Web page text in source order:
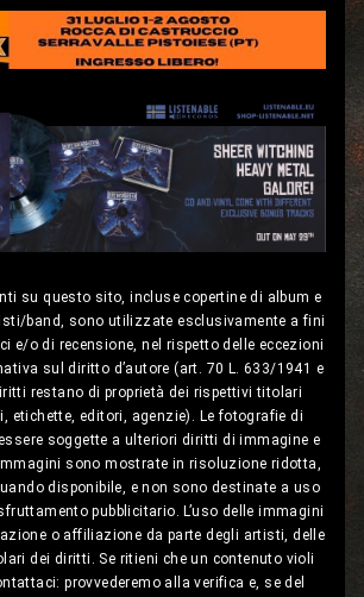
su questo sito, incluse copertine di album e
band, sono utilizzate esclusivamente a fini
e/o di recensione, nel rispetto delle eccezioni
sul diritto d’autore (art. 70 L. 633/1941 e
restano di proprietà dei rispettivi titolari
etichette, editori, agenzie). Le fotografie di
soggette a ulteriori diritti di immagine e
sono mostrate in risoluzione ridotta,
disponibile, e non sono destinate a uso
pubblicitario. L’uso delle immagini
o affiliazione da parte degli artisti, delle
dei diritti. Se ritieni che un contenuto violi
provvederemo alla verifica e, se del